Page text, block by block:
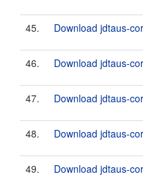
45. Download jdtaus-
46. Download jdtaus-
47. Download jdtaus-
48. Download jdtaus-
49. Download jdtaus-